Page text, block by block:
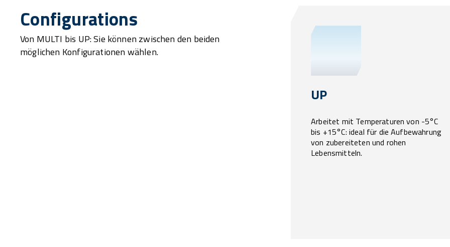
Configurations
Von MULTI bis UP: Sie können zwischen den beiden
möglichen Konfigurationen wählen.
UP
Arbeitet mit Temperaturen von -5°C
bis +15°C: ideal für die Aufbewahrung
von zubereiteten und rohen
Lebensmitteln.